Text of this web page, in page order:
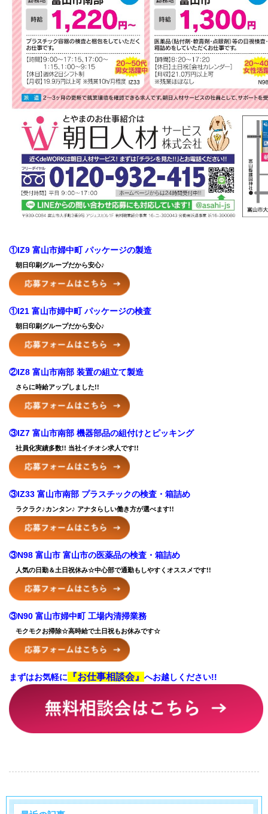
①IZ9 富山市婦中町 パッケージの製造
朝日印刷グループだから安心♪
①I21 富山市婦中町 パッケージの検査
朝日印刷グループだから安心♪
②IZ8 富山市南部 装置の組立て製造
さらに時給アップしました!!
③IZ7 富山市南部 機器部品の組付けとピッキング
社員化実績多数!! 当社イチオシ求人です!!
③IZ33 富山市南部 プラスチックの検査・箱詰め
ラクラク♪カンタン♪ アナタらしい働き方が選べます!!
③N98 富山市 富山市の医薬品の検査・箱詰め
人気の日勤＆土日祝休み☆中心部で通勤もしやすくオススメです!!
③N90 富山市婦中町 工場内清掃業務
モクモクお掃除☆高時給で土日祝もお休みです☆
まずはお気軽に 『お仕事相談会』 へお越しください!!